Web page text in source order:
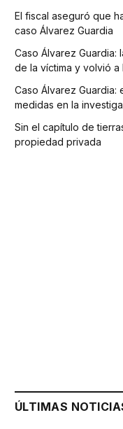
El fiscal aseguró que
caso Álvarez Guardia
Caso Álvarez Guardia:
de la víctima y volvió a
Caso Álvarez Guardia:
medidas en la
Sin el capítulo de
propiedad privada
ÚLTIMAS